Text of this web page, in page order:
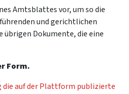
Amtsblattes vor, um so die
und gerichtlichen
übrigen Dokumente, die eine
Form.
die auf der Plattform publizierte